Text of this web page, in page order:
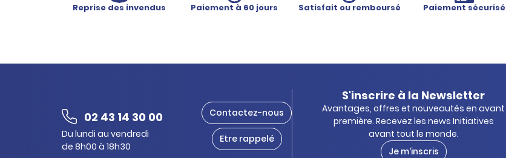
Reprise des invendus Paiement à 60 jours Satisfait ou remboursé
Paiement sécurisé
02 43 14 30 00
Du lundi au vendredi
de 8h00 à 18h30
Contactez-nous
Etre rappelé
S'inscrire à la Newsletter
Avantages, offres et nouveautés en avant
première. Recevez les news Initiatives
avant tout le monde.
Je m'inscris